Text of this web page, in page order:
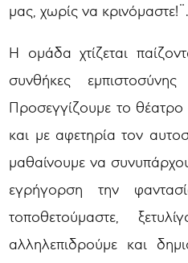
μας, χωρίς να κρινόμαστε!¨.
Η ομάδα χτίζεται
συνθήκες
Προσεγγίζουμε το
και με αφετηρία τον
μαθαίνουμε να
εγρήγορση την
τοποθετούμαστε,
αλληλεπιδρούμε και